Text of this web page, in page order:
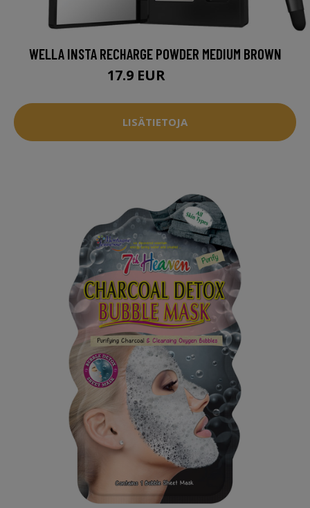
WELLA INSTA RECHARGE POWDER MEDIUM BROWN
17.9 EUR
LISÄTIETOJA